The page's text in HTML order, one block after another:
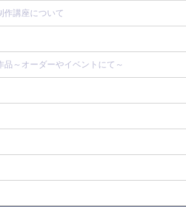
作講座について
品～オーダーやイベントにて～